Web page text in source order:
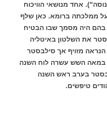
אחד מנושאי הוויכוח
ממלכתה ברומא. כאן שלף
בהם היה מסמך שבו הבטיח
את השלטון באיטליה
מזויף אך סילבסטר
במאה השש עשרה לוח השנה
בערב ראש השנה
טיפשים.